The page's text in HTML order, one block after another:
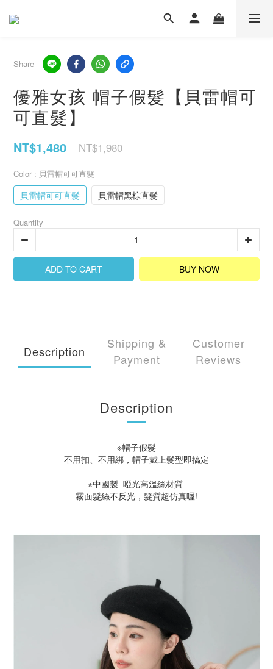
Share
優雅女孩 帽子假髮【貝雷帽可
可直髮】
NT$1,480 NT$1,980
Color : 貝雷帽可可直髮
貝雷帽可可直髮 貝雷帽黑棕直髮
Quantity
ADD TO CART BUY NOW
Description
Shipping &
Payment
Customer
Reviews
Description
※帽子假髮
不用扣、不用綁，帽子戴上髮型即搞定
※中國製 啞光高溫絲材質
霧面髮絲不反光，髮質超仿真喔!